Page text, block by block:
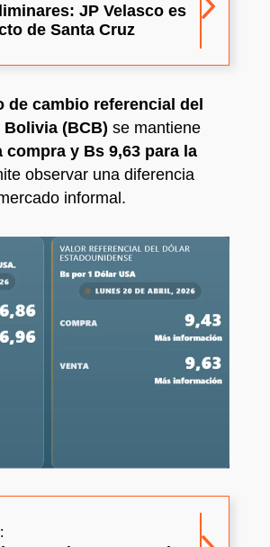
JP Velasco es
de Santa Cruz
de cambio referencial del
(BCB) se mantiene
compra y Bs 9,63 para la
observar una diferencia
informal.